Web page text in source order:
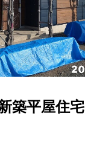
築平屋住宅